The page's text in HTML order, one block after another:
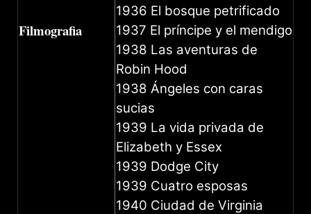
Filmografia
1936 El bosque petrificado
1937 El príncipe y el mendigo
1938 Las aventuras de
Robin Hood
1938 Ángeles con caras
sucias
1939 La vida privada de
Elizabeth y Essex
1939 Dodge City
1939 Cuatro esposas
1940 Ciudad de Virginia